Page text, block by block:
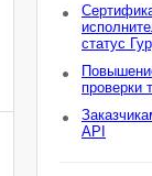
статус
проверки
API